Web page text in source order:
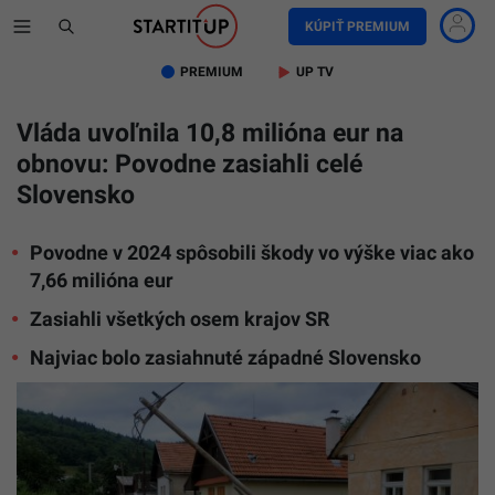
KÚPIŤ PREMIUM
PREMIUM UP TV
Vláda uvoľnila 10,8 milióna eur na
obnovu: Povodne zasiahli celé
Slovensko
Povodne v 2024 spôsobili škody vo výške viac ako
7,66 milióna eur
Zasiahli všetkých osem krajov SR
Najviac bolo zasiahnuté západné Slovensko